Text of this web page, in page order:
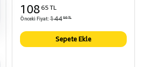
108 65 TL
Önceki Fiyat:144 86 TL
Sepete Ekle